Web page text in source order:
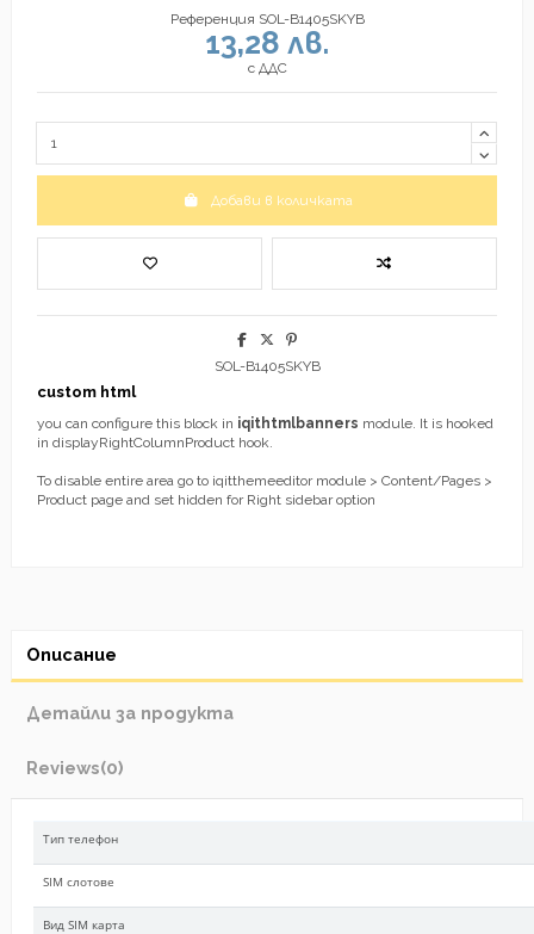
Референция SOL-B1405SKYB
13,28 лв.
с ДДС
Добави в количката
SOL-B1405SKYB
custom html
you can configure this block in iqithtmlbanners module. It is hooked
in displayRightColumnProduct hook.
To disable entire area go to iqitthemeeditor module > Content/Pages >
Product page and set hidden for Right sidebar option
Описание
Детайли за продукта
Reviews(0)
Тип телефон
SIM слотове
Вид SIM карта